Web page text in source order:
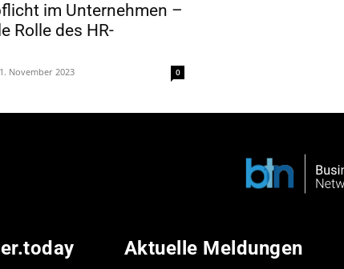
im Unternehmen –
Rolle des HR-
November 2023 0
Aktuelle Meldungen